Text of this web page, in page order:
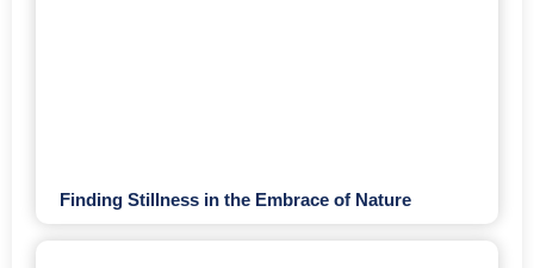
Finding Stillness in the Embrace of Nature